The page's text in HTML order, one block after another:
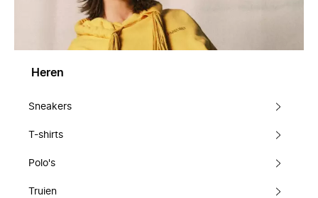
Heren
Sneakers
T-shirts
Polo's
Truien